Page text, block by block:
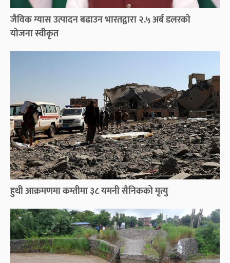
जैविक ग्यास उत्पादन बढाउन भारतद्वारा २.५ अर्ब डलरको
योजना स्वीकृत
हुथी आक्रमणमा कम्तीमा ३८ यमनी सैनिकको मृत्यु